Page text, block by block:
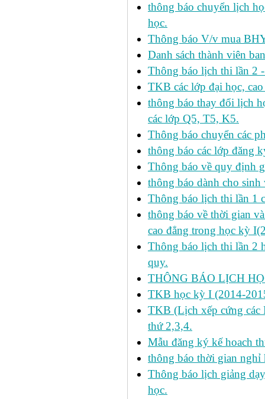
thông báo chuyển lịch
học.
Thông báo V/v mua
Danh sách thành viên
Thông báo lịch thi lần 2
TKB các lớp đại học,
thông báo thay đổi lịch
các lớp Q5, T5, K5.
Thông báo chuyển các
thông báo các lớp đăng
Thông báo về quy định
thông báo dành cho
Thông báo lịch thi lần 1
thông báo về thời gian
cao đẳng trong học kỳ
Thông báo lịch thi lần 2
quy.
THÔNG BÁO LỊCH
TKB học kỳ I (2014-
TKB (Lịch xếp cứng các
thứ 2,3,4.
Mẫu đăng ký kế hoach
thông báo thời gian
Thông báo lịch giảng
học.